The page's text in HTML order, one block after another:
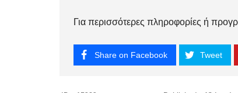
Για περισσότερες πληροφορίες ή
Share on Facebook Tweet